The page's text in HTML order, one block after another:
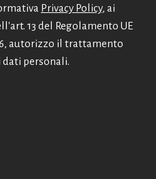
Privacy Policy, ai
13 del Regolamento UE
autorizzo il trattamento
dati personali.